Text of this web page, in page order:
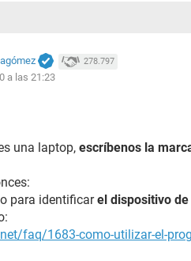
278.797
a las 21:23
una laptop, escríbenos la
para identificarel dispositivo
faq/1683-como-utilizar-el-